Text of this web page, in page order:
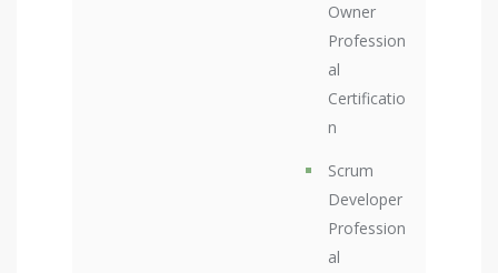
Owner
Profession
al
Certificatio
n
Scrum
Developer
Profession
al